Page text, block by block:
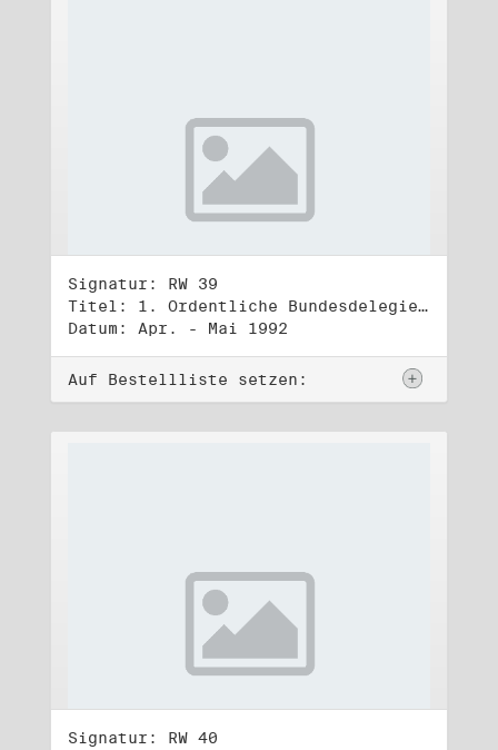
Signatur: RW 39
Titel: 1. Ordentliche Bundesdelegiertenversammlung (1.-3.5.1992)
Datum: Apr. - Mai 1992
Auf Bestellliste setzen:
Signatur: RW 40